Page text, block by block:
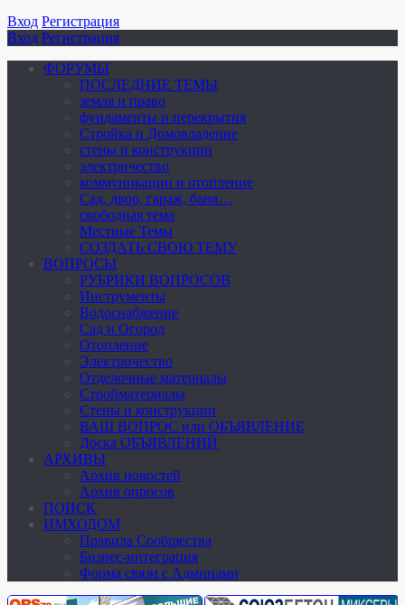
Вход Регистрация
Вход Регистрация
ФОРУМЫ
ПОСЛЕДНИЕ ТЕМЫ
земля и право
фундаменты и перекрытия
Стройка и Домовладение
стены и конструкции
электричество
коммуникации и отопление
Cад, двор, гараж, баня…
свободная тема
Местные Темы
СОЗДАТЬ СВОЮ ТЕМУ
ВОПРОСЫ
РУБРИКИ ВОПРОСОВ
Инструменты
Водоснабжение
Сад и Огород
Отопление
Электричество
Отделочные материалы
Стройматериалы
Стены и конструкции
ВАШ ВОПРОС или ОБЪЯВЛЕНИЕ
Доска ОБЪЯВЛЕНИЙ
АРХИВЫ
Архив новостей
Архив опросов
ПОИСК
ИМХОДОМ
Правила Сообщества
Бизнес-интеграция
Форма связи с Админами